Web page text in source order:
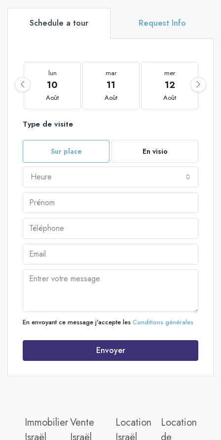
Schedule a tour Request Info
lun
10
Août
mar
11
Août
mer
12
Août
Type de visite
Sur place En visio
Heure
En envoyant ce message j'accepte les Conditions générales
Envoyer
Immobilier
Israël
Vente
Israël
Location
Israël
Location
de